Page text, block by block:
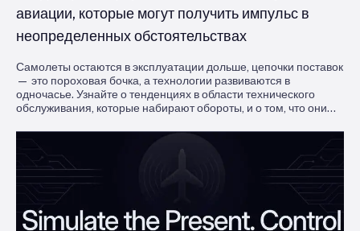
авиации, которые могут получить импульс в
неопределенных обстоятельствах
Самолеты остаются в эксплуатации дольше, цепочки поставок
— это пороховая бочка, а технологии развиваются в
одночасье. Узнайте о тенденциях в области технического
обслуживания, которые набирают обороты, и о том, что они
получать прибыль.